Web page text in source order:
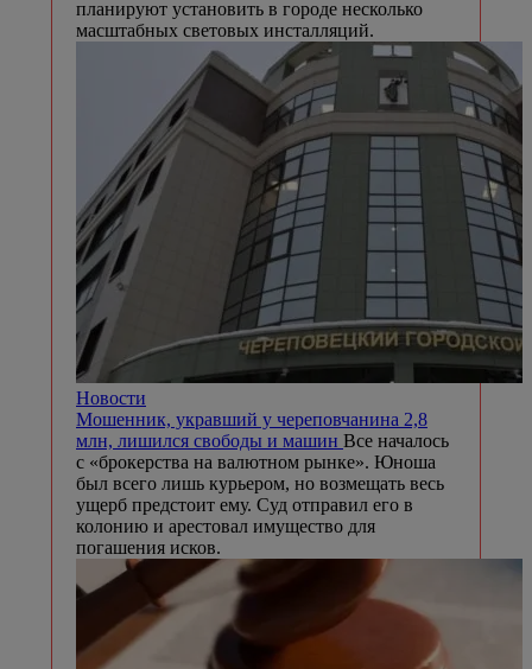
планируют установить в городе несколько
масштабных световых инсталляций.
Новости
Мошенник, укравший у череповчанина 2,8
млн, лишился свободы и машин Все началось
с «брокерства на валютном рынке». Юноша
был всего лишь курьером, но возмещать весь
ущерб предстоит ему. Суд отправил его в
колонию и арестовал имущество для
погашения исков.